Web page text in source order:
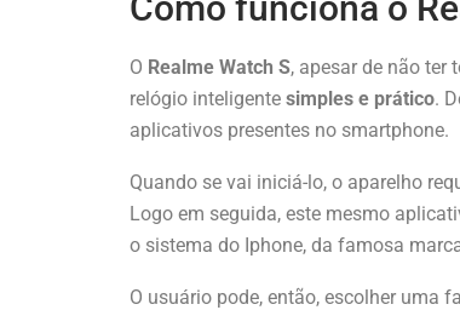
O Realme Watch S, apesar de não ter
relógio inteligente simples e prático.
aplicativos presentes no smartphone.
Quando se vai iniciá-lo, o aparelho
Logo em seguida, este mesmo
o sistema do Iphone, da famosa
O usuário pode, então, escolher uma